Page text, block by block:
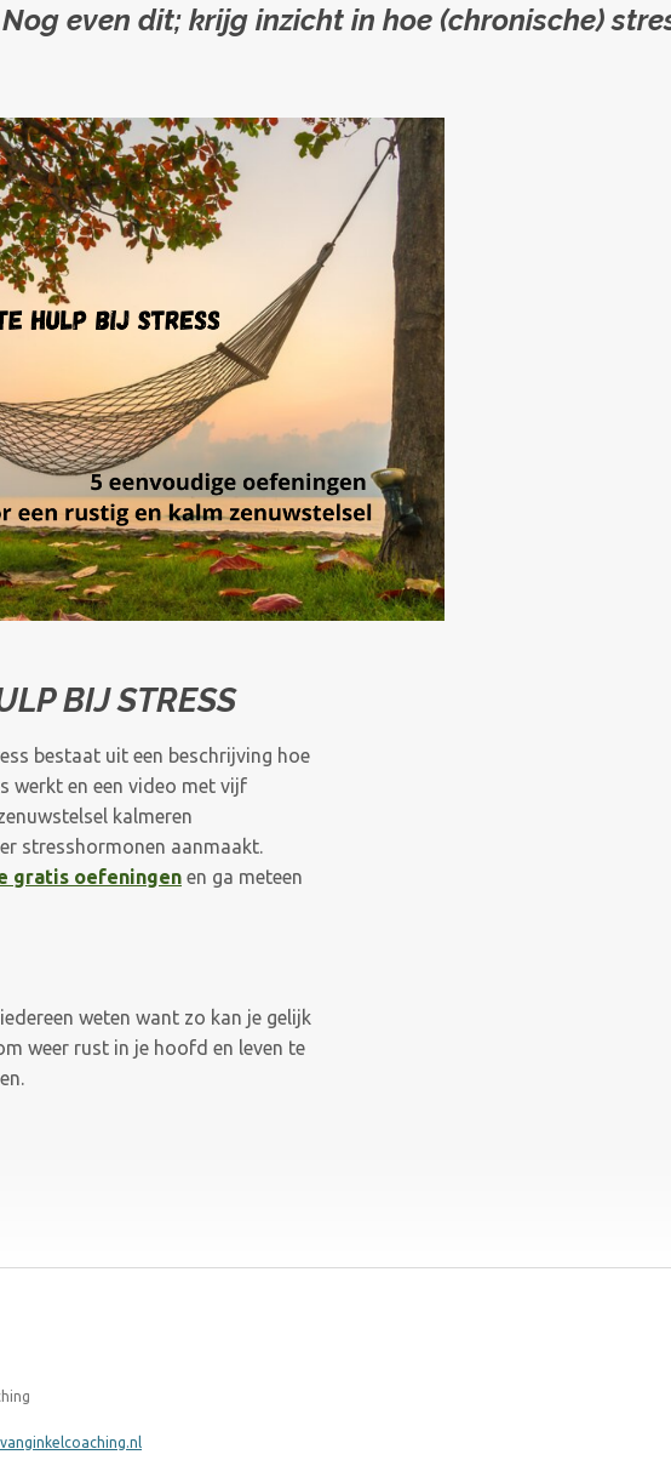
Nog even dit; krijg inzicht in hoe (chronische)
BIJ STRESS
bestaat uit een beschrijving hoe
werkt en een video met vijf
kalmeren
stresshormonen aanmaakt.
gratis oefeningen en ga meteen
weten want zo kan je gelijk
weer rust in je hoofd en leven te